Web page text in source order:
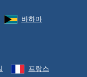
바하마
프랑스